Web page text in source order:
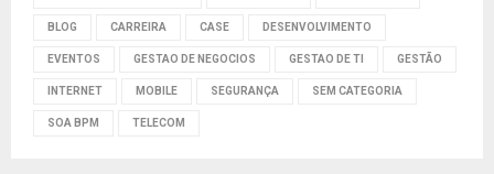
BLOG CARREIRA CASE DESENVOLVIMENTO
EVENTOS GESTAO DE NEGOCIOS GESTAO DE TI GESTÃO
INTERNET MOBILE SEGURANÇA SEM CATEGORIA
SOA BPM TELECOM